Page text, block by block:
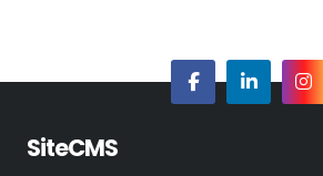
SiteCMS